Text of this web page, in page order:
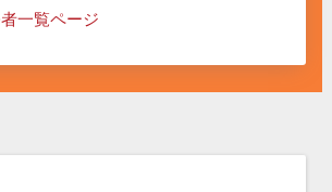
一覧ページ